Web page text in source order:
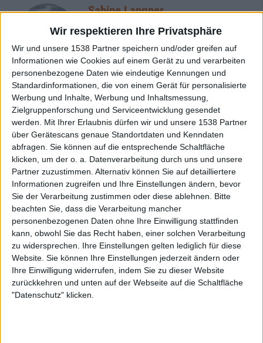
Wir respektieren Ihre Privatsphäre
Wir und unsere 1538 Partner speichern und/oder greifen auf
Informationen wie Cookies auf einem Gerät zu und verarbeiten
personenbezogene Daten wie eindeutige Kennungen und
Standardinformationen, die von einem Gerät für personalisierte
Werbung und Inhalte, Werbung und Inhaltsmessung,
Zielgruppenforschung und Serviceentwicklung gesendet
werden.
Mit Ihrer Erlaubnis dürfen wir und unsere 1538 Partner
über Gerätescans genaue Standortdaten und Kenndaten
abfragen. Sie können auf die entsprechende Schaltfläche
klicken, um der o. a. Datenverarbeitung durch uns und unsere
Partner zuzustimmen. Alternativ können Sie auf detailliertere
Informationen zugreifen und Ihre Einstellungen ändern, bevor
Sie der Verarbeitung zustimmen oder diese ablehnen.
Bitte
beachten Sie, dass die Verarbeitung mancher
personenbezogenen Daten ohne Ihre Einwilligung stattfinden
kann, obwohl Sie das Recht haben, einer solchen Verarbeitung
zu widersprechen. Ihre Einstellungen gelten lediglich für diese
Website. Sie können Ihre Einstellungen jederzeit ändern oder
Ihre Einwilligung widerrufen, indem Sie zu dieser Website
zurückkehren und unten auf der Webseite auf die Schaltfläche
"Datenschutz" klicken.
Sabine Langner
Newsletter abonnieren
Mehr zu Arsgoatia
BAND ARSGOATIA
STILE BLACK METAL